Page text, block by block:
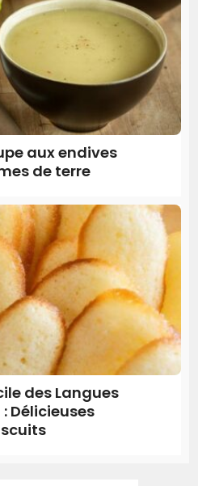
aux endives
de terre
des Langues
Délicieuses